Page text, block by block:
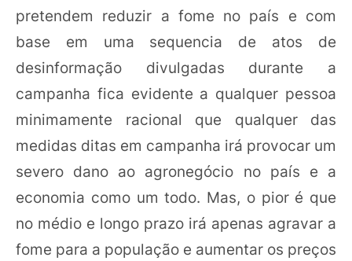
pretendem reduzir a fome no país e com
base em uma sequencia de atos de
desinformação divulgadas durante a
campanha fica evidente a qualquer pessoa
minimamente racional que qualquer das
medidas ditas em campanha irá provocar um
severo dano ao agronegócio no país e a
economia como um todo. Mas, o pior é que
no médio e longo prazo irá apenas agravar a
fome para a população e aumentar os preços